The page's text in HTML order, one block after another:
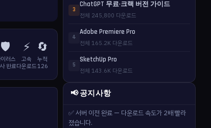
🛡️
러스
완료
⚡
고속
다운로드
🔄
누적
126
3
ChatGPT 무료·크랙 버전 가이드
전체 245,800 다운로드
4
Adobe Premiere Pro
전체 165.2K 다운로드
5
SketchUp Pro
전체 143.6K 다운로드
📢 공지사항
✅ 서버 이전 완료 — 다운로드 속도가 2배 빨라
졌습니다.